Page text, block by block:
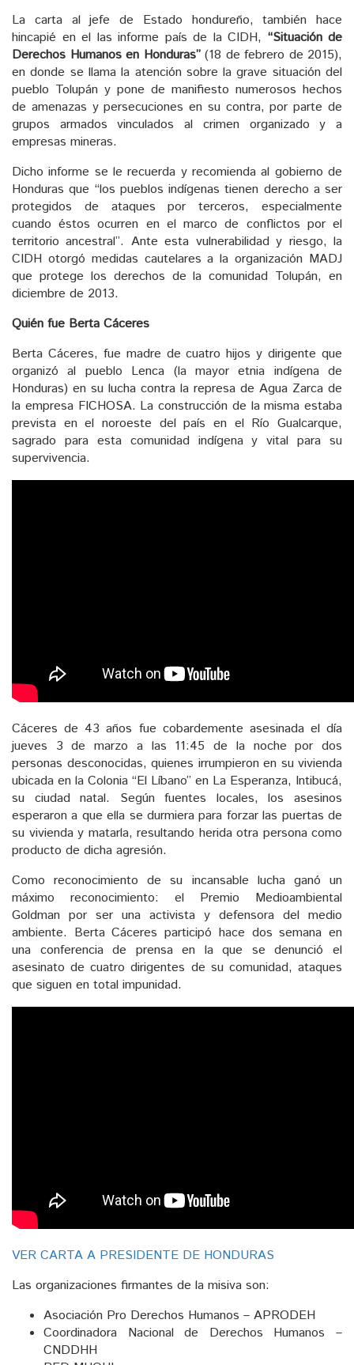
La carta al jefe de Estado hondureño, también hace
hincapié en el las informe país de la CIDH, “Situación de
Derechos Humanos en Honduras” (18 de febrero de 2015),
en donde se llama la atención sobre la grave situación del
pueblo Tolupán y pone de manifiesto numerosos hechos
de amenazas y persecuciones en su contra, por parte de
grupos armados vinculados al crimen organizado y a
empresas mineras.
Dicho informe se le recuerda y recomienda al gobierno de
Honduras que “los pueblos indígenas tienen derecho a ser
protegidos de ataques por terceros, especialmente
cuando éstos ocurren en el marco de conflictos por el
territorio ancestral”. Ante esta vulnerabilidad y riesgo, la
CIDH otorgó medidas cautelares a la organización MADJ
que protege los derechos de la comunidad Tolupán, en
diciembre de 2013.
Quién fue Berta Cáceres
Berta Cáceres, fue madre de cuatro hijos y dirigente que
organizó al pueblo Lenca (la mayor etnia indígena de
Honduras) en su lucha contra la represa de Agua Zarca de
la empresa FICHOSA. La construcción de la misma estaba
prevista en el noroeste del país en el Río Gualcarque,
sagrado para esta comunidad indígena y vital para su
supervivencia.
Cáceres de 43 años fue cobardemente asesinada el día
jueves 3 de marzo a las 11:45 de la noche por dos
personas desconocidas, quienes irrumpieron en su vivienda
ubicada en la Colonia “El Líbano” en La Esperanza, Intibucá,
su ciudad natal. Según fuentes locales, los asesinos
esperaron a que ella se durmiera para forzar las puertas de
su vivienda y matarla, resultando herida otra persona como
producto de dicha agresión.
Como reconocimiento de su incansable lucha ganó un
máximo reconocimiento: el Premio Medioambiental
Goldman por ser una activista y defensora del medio
ambiente. Berta Cáceres participó hace dos semana en
una conferencia de prensa en la que se denunció el
asesinato de cuatro dirigentes de su comunidad, ataques
que siguen en total impunidad.
VER CARTA A PRESIDENTE DE HONDURAS
Las organizaciones firmantes de la misiva son:
Asociación Pro Derechos Humanos – APRODEH
Coordinadora Nacional de Derechos Humanos –
CNDDHH